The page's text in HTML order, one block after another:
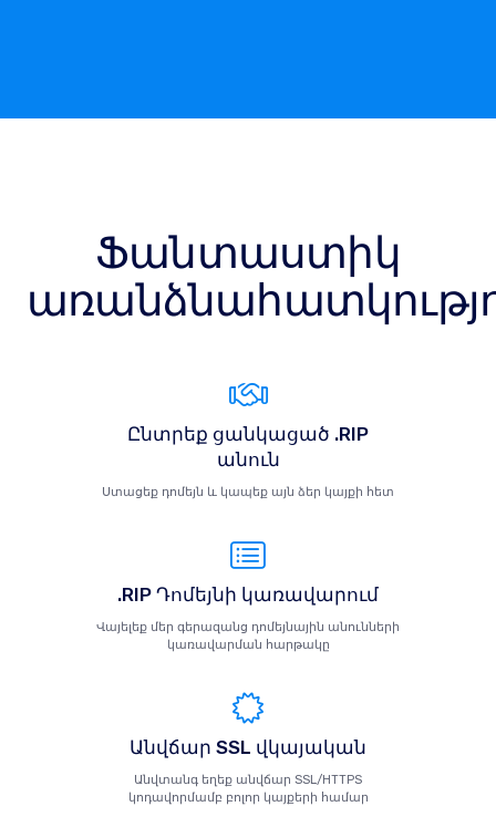
Ֆանտաստիկ
Ընտրեք ցանկացած .RIP
անուն
Ստացեք դոմեյն և կապեք այն ձեր կայքի հետ
.RIP Դոմեյնի կառավարում
Վայելեք մեր գերազանց դոմեյնային անունների
կառավարման հարթակը
Անվճար SSL վկայական
Անվտանգ եղեք անվճար SSL/HTTPS
կոդավորմամբ բոլոր կայքերի համար